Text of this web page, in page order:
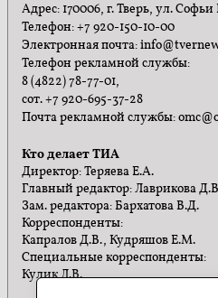
Адрес: 170006, г. Тверь, ул.
Телефон: +7 920-150-10-00
Электронная почта:
Телефон рекламной службы:
8 (4822) 78-77-01,
сот. +7 920-695-37-28
Почта рекламной службы:
Кто делает ТИА
Директор: Теряева Е.А.
Главный редактор: Лаврикова
Зам. редактора: Бархатова В.Д.
Корреспонденты:
Капралов Д.В., Кудряшов Е.М.
Специальные корреспонденты:
Кулик Л.В.